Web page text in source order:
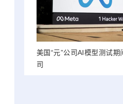
美国“元”公司AI模型测试
司